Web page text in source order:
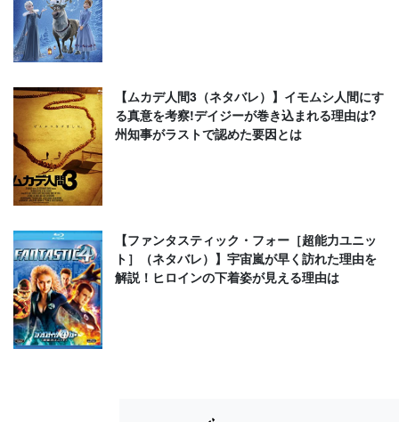
【ムカデ人間3（ネタバレ）】イモムシ人間にす
る真意を考察!デイジーが巻き込まれる理由は?
州知事がラストで認めた要因とは
【ファンタスティック・フォー［超能力ユニッ
ト］（ネタバレ）】宇宙嵐が早く訪れた理由を
解説！ヒロインの下着姿が見える理由は